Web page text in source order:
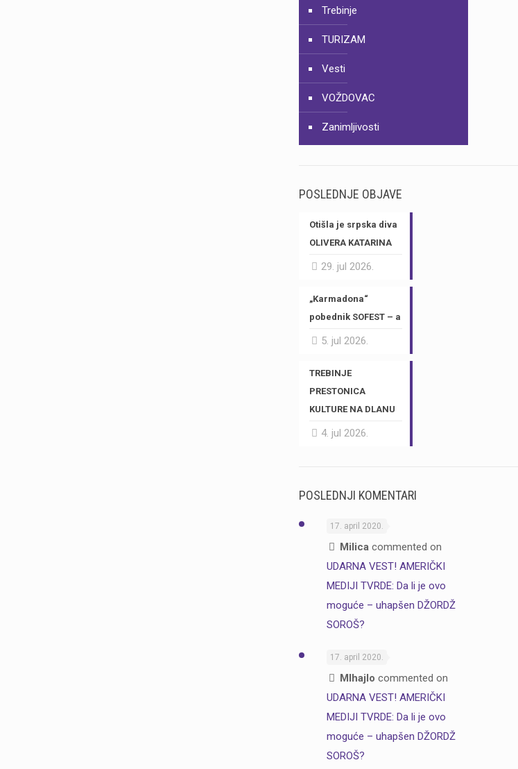
Trebinje
TURIZAM
Vesti
VOŽDOVAC
Zanimljivosti
POSLEDNJE OBJAVE
Otišla je srpska diva
OLIVERA KATARINA
29. jul 2026.
„Karmadona“
pobednik SOFEST – a
5. jul 2026.
TREBINJE
PRESTONICA
KULTURE NA DLANU
4. jul 2026.
POSLEDNJI KOMENTARI
17. april 2020.
Milicacommented on
UDARNA VEST! AMERIČKI
MEDIJI TVRDE: Da li je ovo
moguće – uhapšen DŽORDŽ
SOROŠ?
17. april 2020.
MIhajlo commented on
UDARNA VEST! AMERIČKI
MEDIJI TVRDE: Da li je ovo
moguće – uhapšen DŽORDŽ
SOROŠ?